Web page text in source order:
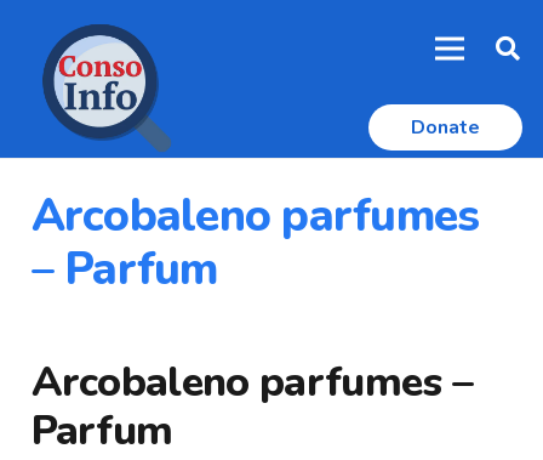
Donate
Arcobaleno parfumes
– Parfum
Arcobaleno parfumes –
Parfum